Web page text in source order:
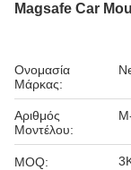
Magsafe Car
Ονομασία
Μάρκας:
Αριθμός
Μοντέλου:
MOQ: